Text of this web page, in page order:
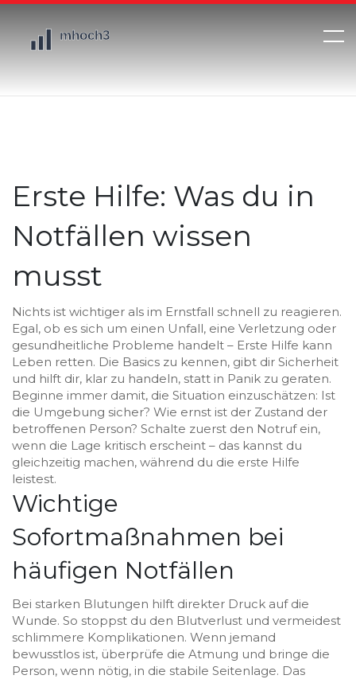
Erste Hilfe: Was du in
Notfällen wissen
musst
Nichts ist wichtiger als im Ernstfall schnell zu reagieren.
Egal, ob es sich um einen Unfall, eine Verletzung oder
gesundheitliche Probleme handelt – Erste Hilfe kann
Leben retten. Die Basics zu kennen, gibt dir Sicherheit
und hilft dir, klar zu handeln, statt in Panik zu geraten.
Beginne immer damit, die Situation einzuschätzen: Ist
die Umgebung sicher? Wie ernst ist der Zustand der
betroffenen Person? Schalte zuerst den Notruf ein,
wenn die Lage kritisch erscheint – das kannst du
gleichzeitig machen, während du die erste Hilfe
leistest.
Wichtige
Sofortmaßnahmen bei
häufigen Notfällen
Bei starken Blutungen hilft direkter Druck auf die
Wunde. So stoppst du den Blutverlust und vermeidest
schlimmere Komplikationen. Wenn jemand
bewusstlos ist, überprüfe die Atmung und bringe die
Person, wenn nötig, in die stabile Seitenlage. Das